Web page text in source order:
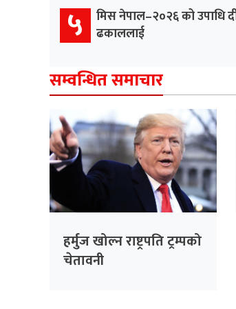
५ मिस नेपाल–२०२६ को उपाधि
ढकाललाई
सम्वन्धित समाचार
हर्मुज खोल्न राष्ट्रपति ट्रम्पको
चेतावनी